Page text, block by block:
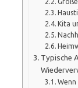
Kita
Typische
Wenn